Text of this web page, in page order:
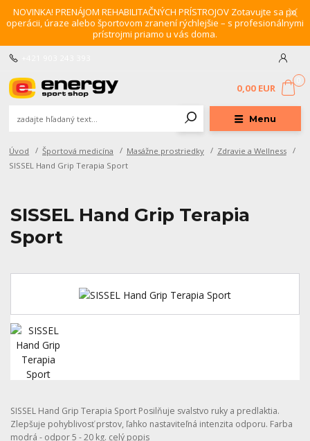
NOVINKA! PRENÁJOM REHABILITAČNÝCH PRÍSTROJOV Zotavujte sa po
operácii, úraze alebo športovom zranení rýchlejšie – s profesionálnymi
prístrojmi priamo u vás doma.
Menu
0,00 EUR
Úvod Športová medicína Masážne prostriedky
Zdravie a Wellness
SISSEL Hand Grip Terapia Sport
SISSEL Hand Grip Terapia
Sport
SISSEL Hand Grip Terapia Sport Posilňuje svalstvo ruky a predlaktia.
Zlepšuje pohyblivosť prstov, ľahko nastaviteľná intenzita odporu. Farba
modrá - odpor 5 - 20 kg. celý popis